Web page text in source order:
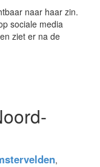
naar haar zin.
sociale media
ziet er na de
,